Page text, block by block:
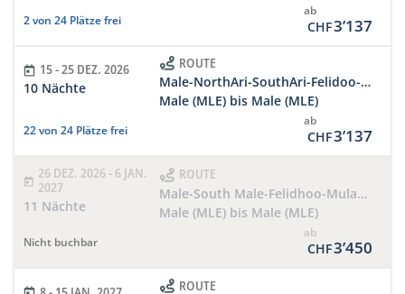
ab
CHF3’137
2 von 24 Plätze frei
15 - 25 DEZ. 2026
10 Nächte
ROUTE
Male-NorthAri-SouthAri-Felidoo-SouthMale-Male
Male (MLE) bis Male (MLE)
ab
CHF3’137
22 von 24 Plätze frei
26 DEZ. 2026 - 6 JAN.
2027
11 Nächte
ROUTE
Male-South Male-Felidhoo-Mulaku-Thaa-Malaku
Male (MLE) bis Male (MLE)
ab
CHF3’450
Nicht buchbar
ROUTE